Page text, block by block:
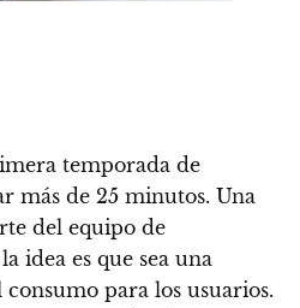
temporada de
más de 25 minutos. Una
del equipo de
idea es que sea una
para los usuarios.